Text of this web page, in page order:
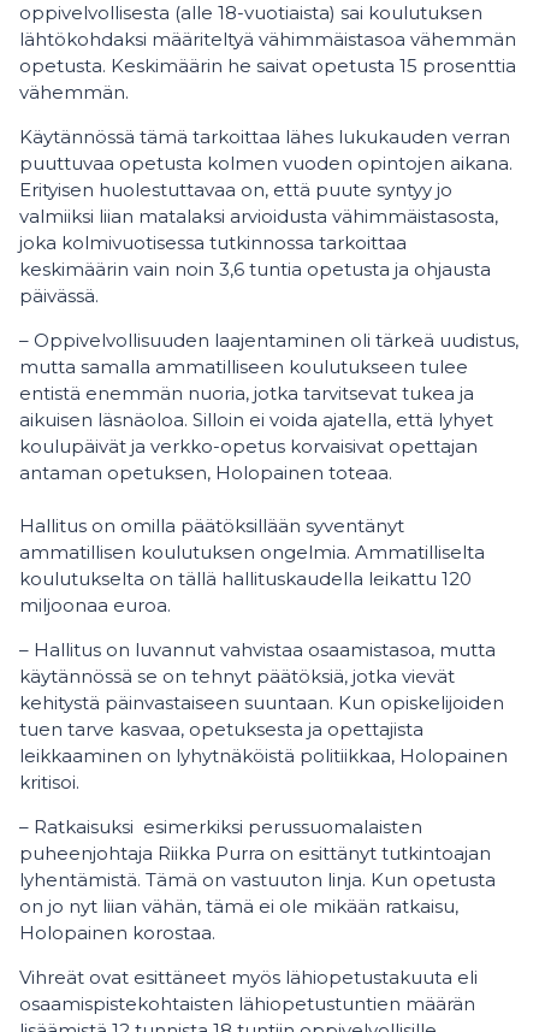
oppivelvollisesta (alle 18-vuotiaista) sai koulutuksen
lähtökohdaksi määriteltyä vähimmäistasoa vähemmän
opetusta. Keskimäärin he saivat opetusta 15 prosenttia
vähemmän.
Käytännössä tämä tarkoittaa lähes lukukauden verran
puuttuvaa opetusta kolmen vuoden opintojen aikana.
Erityisen huolestuttavaa on, että puute syntyy jo
valmiiksi liian matalaksi arvioidusta vähimmäistasosta,
joka kolmivuotisessa tutkinnossa tarkoittaa
keskimäärin vain noin 3,6 tuntia opetusta ja ohjausta
päivässä.
– Oppivelvollisuuden laajentaminen oli tärkeä uudistus,
mutta samalla ammatilliseen koulutukseen tulee
entistä enemmän nuoria, jotka tarvitsevat tukea ja
aikuisen läsnäoloa. Silloin ei voida ajatella, että lyhyet
koulupäivät ja verkko-opetus korvaisivat opettajan
antaman opetuksen, Holopainen toteaa.
Hallitus on omilla päätöksillään syventänyt
ammatillisen koulutuksen ongelmia. Ammatilliselta
koulutukselta on tällä hallituskaudella leikattu 120
miljoonaa euroa.
– Hallitus on luvannut vahvistaa osaamistasoa, mutta
käytännössä se on tehnyt päätöksiä, jotka vievät
kehitystä päinvastaiseen suuntaan. Kun opiskelijoiden
tuen tarve kasvaa, opetuksesta ja opettajista
leikkaaminen on lyhytnäköistä politiikkaa, Holopainen
kritisoi.
– Ratkaisuksi esimerkiksi perussuomalaisten
puheenjohtaja Riikka Purra on esittänyt tutkintoajan
lyhentämistä. Tämä on vastuuton linja. Kun opetusta
on jo nyt liian vähän, tämä ei ole mikään ratkaisu,
Holopainen korostaa.
Vihreät ovat esittäneet myös lähiopetustakuuta eli
osaamispistekohtaisten lähiopetustuntien määrän